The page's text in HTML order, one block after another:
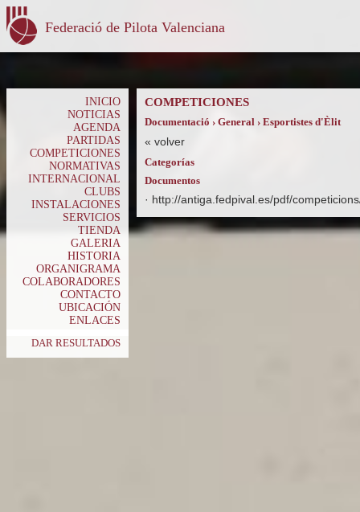
Federació de Pilota Valenciana
INICIO
NOTICIAS
AGENDA
PARTIDAS
COMPETICIONES
NORMATIVAS
INTERNACIONAL
CLUBS
INSTALACIONES
SERVICIOS
TIENDA
GALERIA
HISTORIA
ORGANIGRAMA
COLABORADORES
CONTACTO
UBICACIÓN
ENLACES
DAR RESULTADOS
COMPETICIONES
Documentació › General › Esportistes d'Èlit
« volver
Categorías
Documentos
· http://antiga.fedpival.es/pdf/